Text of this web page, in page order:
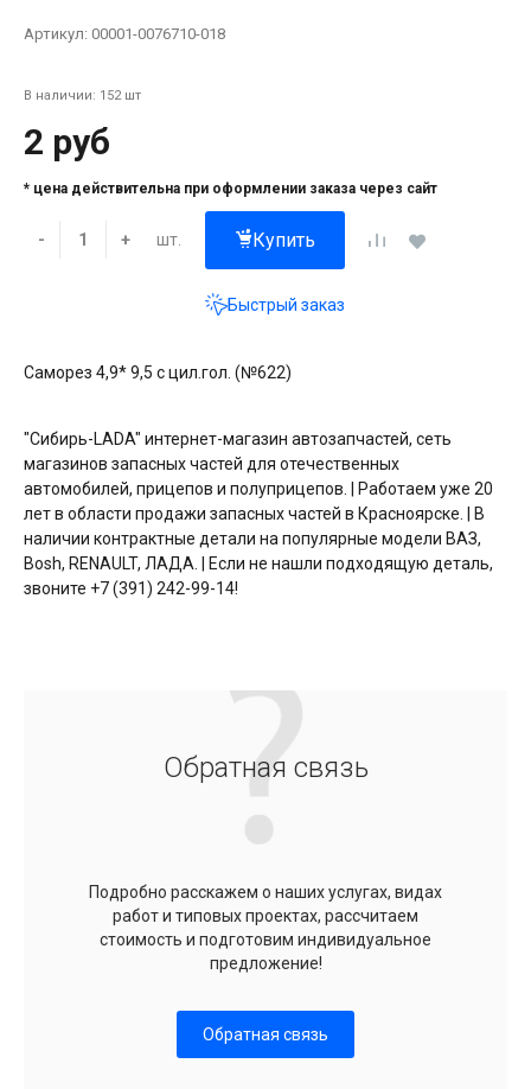
Артикул: 00001-0076710-018
В наличии: 152 шт
2 руб
* цена действительна при оформлении заказа через сайт
- + шт. Купить
Быстрый заказ
Саморез 4,9* 9,5 с цил.гол. (№622)
"Сибирь-LADA" интернет-магазин автозапчастей, сеть
магазинов запасных частей для отечественных
автомобилей, прицепов и полуприцепов. | Работаем уже 20
лет в области продажи запасных частей в Красноярске. | В
наличии контрактные детали на популярные модели ВАЗ,
Bosh, RENAULT, ЛАДА. | Если не нашли подходящую деталь,
звоните +7 (391) 242-99-14!
Обратная связь
Подробно расскажем о наших услугах, видах
работ и типовых проектах, рассчитаем
стоимость и подготовим индивидуальное
предложение!
Обратная связь